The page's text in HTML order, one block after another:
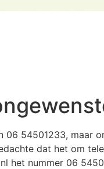
06 54501233, maar
dat het om
het nummer 06